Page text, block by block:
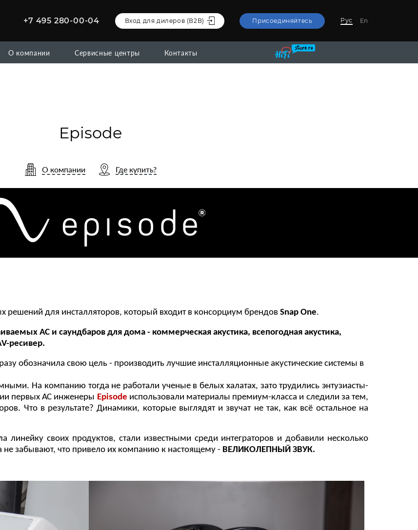
+7 495 280-00-04 Вход для дилеров (В2В) Присоединяйтесь Рус En
О компании Сервисные центры Контакты
Episode
О компании Где купить?
решений для инсталляторов, который входит в консорциум брендов Snap One.
АС и саундбаров для дома - коммерческая акустика, всепогодная акустика,
ресивер.
обозначила свою цель - производить лучшие инсталляционные акустические системы в
На компанию тогда не работали ученые в белых халатах, зато трудились энтузиасты-
первых АС инженеры Episode использовали материалы премиум-класса и следили за тем,
Что в результате? Динамики, которые выглядят и звучат не так, как всё остальное на
линейку своих продуктов, стали известными среди интеграторов и добавили несколько
не забывают, что привело их компанию к настоящему - ВЕЛИКОЛЕПНЫЙ ЗВУК.